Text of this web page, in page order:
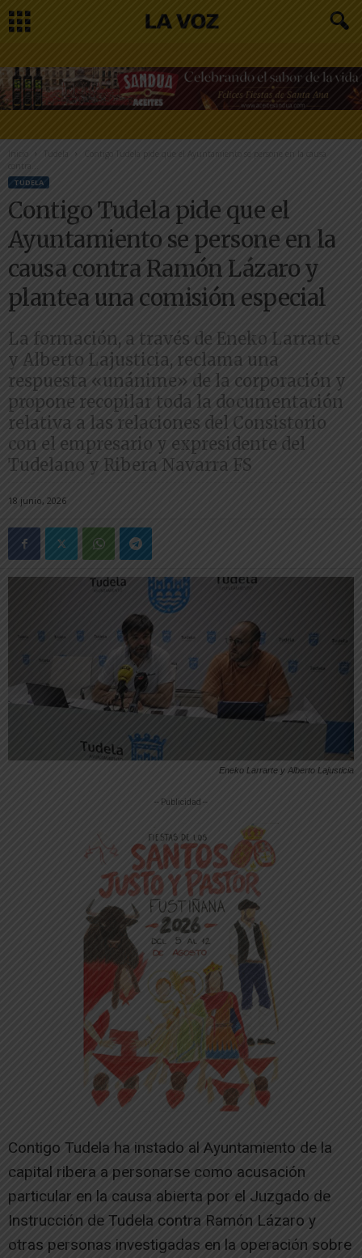
Inicio Tudela
Contigo Tudela pide que el Ayuntamiento se persone en la causa
contra...
TUDELA
Contigo Tudela pide que el
Ayuntamiento se persone en la
causa contra Ramón Lázaro y
plantea una comisión especial
La formación, a través de Eneko Larrarte
y Alberto Lajusticia, reclama una
respuesta «unánime» de la corporación y
propone recopilar toda la documentación
relativa a las relaciones del Consistorio
con el empresario y expresidente del
Tudelano y Ribera Navarra FS
18 junio, 2026
Eneko Larrarte y Alberto Lajusticia
-- Publicidad --
Contigo Tudela ha instado al Ayuntamiento de la
capital ribera a personarse como acusación
particular en la causa abierta por el Juzgado de
Instrucción de Tudela contra Ramón Lázaro y
otras personas investigadas en la operación sobre